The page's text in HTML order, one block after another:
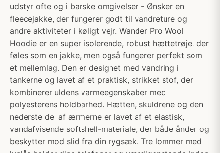
udstyr ofte og i barske omgivelser - Ønsker en
fleecejakke, der fungerer godt til vandreture og
andre aktiviteter i køligt vejr. Wander Pro Wool
Hoodie er en super isolerende, robust hættetrøje, der
føles som en jakke, men også fungerer perfekt som
et mellemlag. Den er designet med vandring i
tankerne og lavet af et praktisk, strikket stof, der
kombinerer uldens varmeegenskaber med
polyesterens holdbarhed. Hætten, skuldrene og den
nederste del af ærmerne er lavet af et elastisk,
vandafvisende softshell-materiale, der både ånder og
beskytter mod slid fra din rygsæk. Tre lommer med